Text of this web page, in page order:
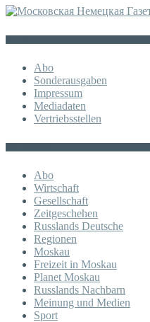
Abo
Sonderausgaben
Impressum
Mediadaten
Vertriebsstellen
Abo
Wirtschaft
Gesellschaft
Zeitgeschehen
Russlands Deutsche
Regionen
Moskau
Freizeit in Moskau
Planet Moskau
Russlands Nachbarn
Meinung und Medien
Sport